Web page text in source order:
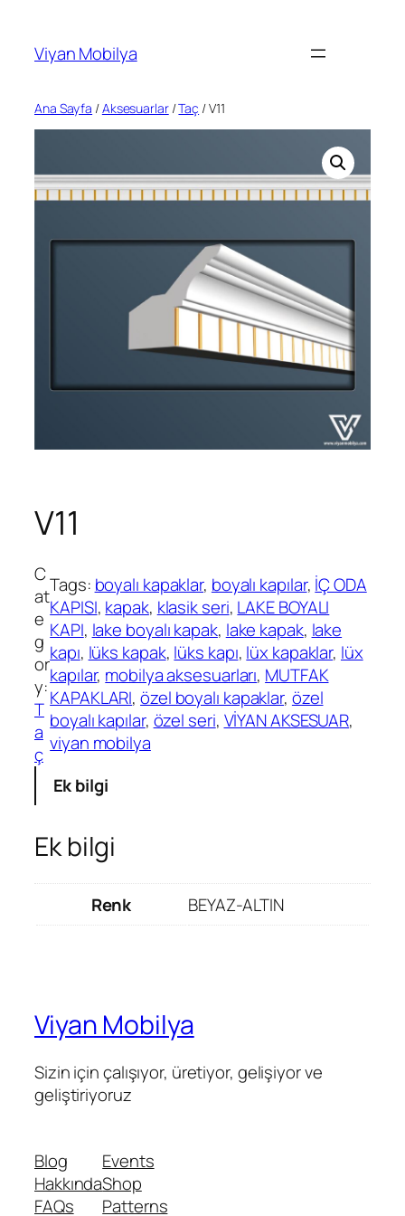
Viyan Mobilya
Ana Sayfa /Aksesuarlar/Taç / V11
V11
C
at
e
g
or
y:
T
a
ç
Tags: boyalı kapaklar, boyalı kapılar, İÇ ODA
KAPISI, kapak, klasik seri, LAKE BOYALI
KAPI, lake boyalı kapak, lake kapak, lake
kapı, lüks kapak, lüks kapı, lüx kapaklar, lüx
kapılar, mobilya aksesuarları, MUTFAK
KAPAKLARI, özel boyalı kapaklar, özel
boyalı kapılar, özel seri, VİYAN AKSESUAR
viyan mobilya
Ek bilgi
Ek bilgi
Renk BEYAZ-ALTIN
Viyan Mobilya
Sizin için çalışıyor, üretiyor, gelişiyor ve
geliştiriyoruz
Blog
Hakkında
FAQs
Events
Shop
Patterns